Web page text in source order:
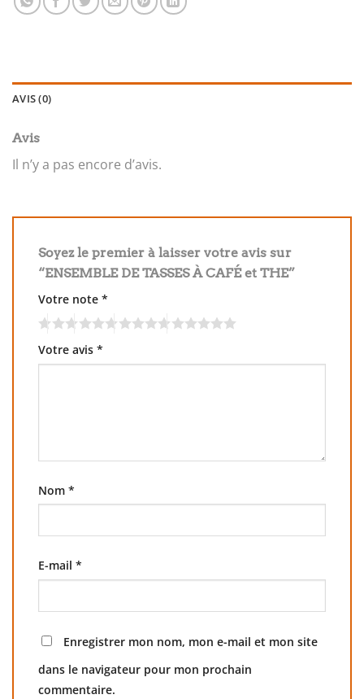
AVIS (0)
Avis
Il n’y a pas encore d’avis.
Soyez le premier à laisser votre avis sur
“ENSEMBLE DE TASSES À CAFÉ et THE”
Votre note *
Votre avis *
Nom *
E-mail *
Enregistrer mon nom, mon e-mail et mon site
dans le navigateur pour mon prochain
commentaire.